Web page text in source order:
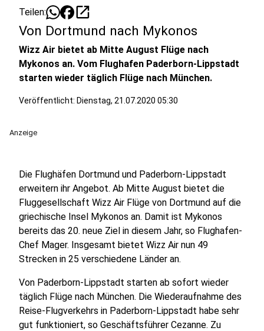
Teilen: open_in_new
Von Dortmund nach Mykonos
Wizz Air bietet ab Mitte August Flüge nach
Mykonos an. Vom Flughafen Paderborn-Lippstadt
starten wieder täglich Flüge nach München.
Veröffentlicht: Dienstag, 21.07.2020 05:30
Anzeige
Die Flughäfen Dortmund und Paderborn-Lippstadt
erweitern ihr Angebot. Ab Mitte August bietet die
Fluggesellschaft Wizz Air Flüge von Dortmund auf die
griechische Insel Mykonos an. Damit ist Mykonos
bereits das 20. neue Ziel in diesem Jahr, so Flughafen-
Chef Mager. Insgesamt bietet Wizz Air nun 49
Strecken in 25 verschiedene Länder an.
Von Paderborn-Lippstadt starten ab sofort wieder
täglich Flüge nach München. Die Wiederaufnahme des
Reise-Flugverkehrs in Paderborn-Lippstadt habe sehr
gut funktioniert, so Geschäftsführer Cezanne. Zu